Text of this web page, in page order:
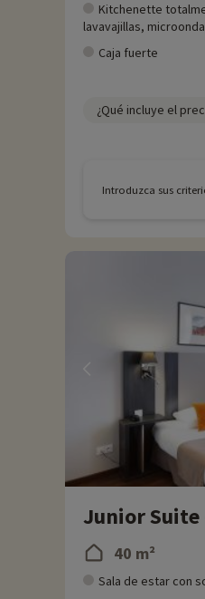
Kitchenette
lavavajillas,
Caja fuerte
¿Qué incluye el
Introduzca sus
Junior Suite
40 m²
Sala de estar con